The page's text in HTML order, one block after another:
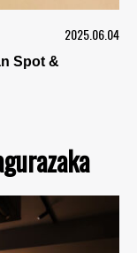
2025.06.04
Spot &